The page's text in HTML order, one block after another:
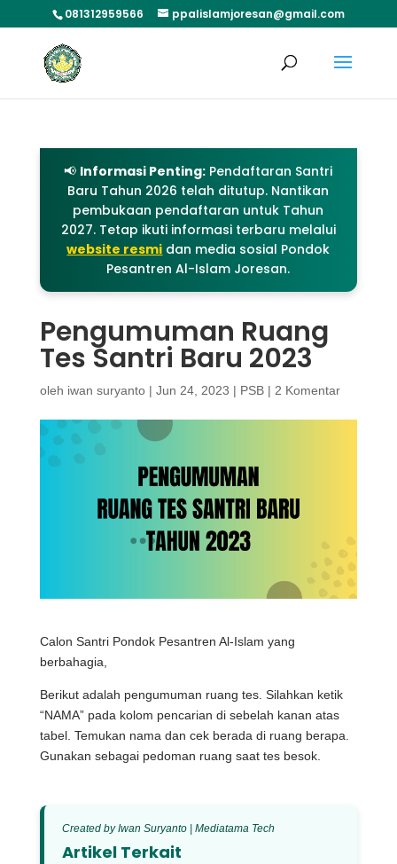
081312959566 ppalislamjoresan@gmail.com
📢 Informasi Penting: Pendaftaran Santri
Baru Tahun 2026 telah ditutup. Nantikan
pembukaan pendaftaran untuk Tahun
2027. Tetap ikuti informasi terbaru melalui
website resmi dan media sosial Pondok
Pesantren Al-Islam Joresan.
Pengumuman Ruang
Tes Santri Baru 2023
oleh iwan suryanto| Jun 24, 2023 | PSB| 2 Komentar
Calon Santri Pondok Pesantren Al-Islam yang
berbahagia,
Berikut adalah pengumuman ruang tes. Silahkan ketik
“NAMA” pada kolom pencarian di sebelah kanan atas
tabel. Temukan nama dan cek berada di ruang berapa.
Gunakan sebagai pedoman ruang saat tes besok.
Created by Iwan Suryanto | Mediatama Tech
Artikel Terkait